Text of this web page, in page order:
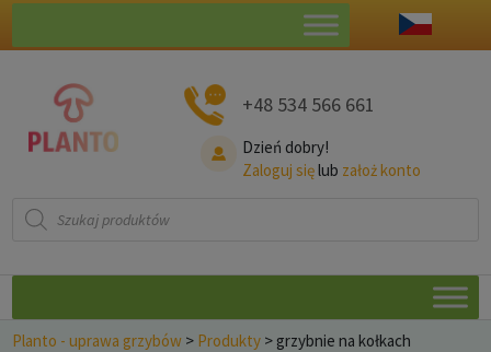
+48 534 566 661
Dzień dobry!
Zaloguj sięlub założ konto
Wyszukiwarka
produktów
Planto - uprawa grzybów > Produkty > grzybnie na kołkach